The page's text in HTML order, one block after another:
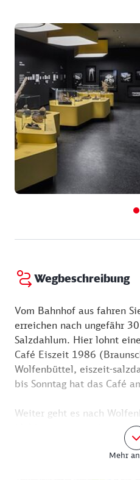
Dienstag:05:30 - 22:30 Uhr
Mittwoch:05:30 - 22:30
Donnerstag:
05:30 - 22:30
Freitag:05:30 - 22:30 Uhr
Samstag:06:00 - 21:00
Sonntag:08:00 - 21:00 Uhr
Wegbeschreibung
Vom Bahnhof aus fahren
erreichen nach ungefähr
Salzdahlum. Hier lohnt
Café Eiszeit 1986
Wolfenbüttel, eiszeit-
bis Sonntag hat das Café
Weiter geht es nach
Mal hier ist wird
vielen Fachwerkhäuser,
pittoresken CharakterMehr